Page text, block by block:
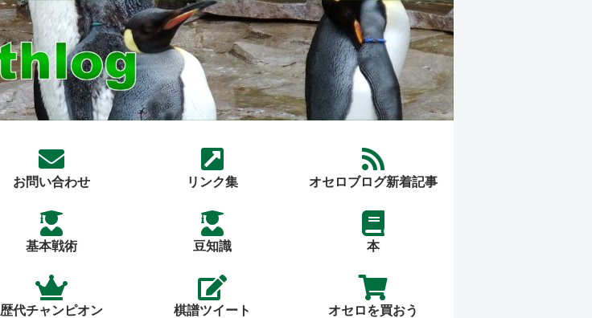
お問い合わせ リンク集 オセロブログ新着記事
基本戦術 豆知識 本
歴代チャンピオン 棋譜ツイート オセロを買おう